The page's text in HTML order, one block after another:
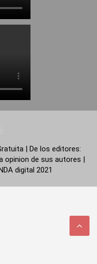
| De los editores:
opinion de sus autores |
digital 2021